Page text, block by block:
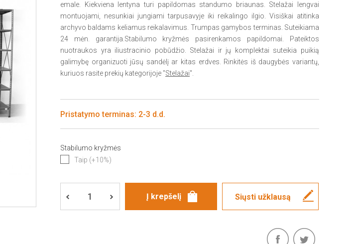
emale. Kiekviena lentyna turi papildomas standumo briaunas. Stelažai lengvai
montuojami, nesunkiai jungiami tarpusavyje iki reikalingo ilgio. Visiškai atitinka
archyvo baldams keliamus reikalavimus. Trumpas gamybos terminas. Suteikiama
24 mėn. garantija.Stabilumo kryžmės pasirenkamos papildomai. Pateiktos
nuotraukos yra iliustracinio pobūdžio. Stelažai ir jų komplektai suteikia puikią
galimybę organizuoti jūsų sandėlį ar kitas erdves. Rinkitės iš daugybės variantų,
kuriuos rasite prekių kategorijoje "Stelažai".
Pristatymo terminas: 2-3 d.d.
Stabilumo kryžmės
Taip (+10%)
Siųsti užklausą